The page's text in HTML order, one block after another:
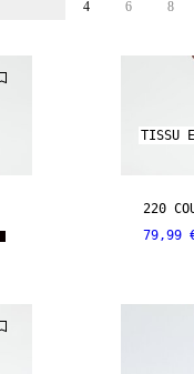
4 6 8
TISSU
220
79,99